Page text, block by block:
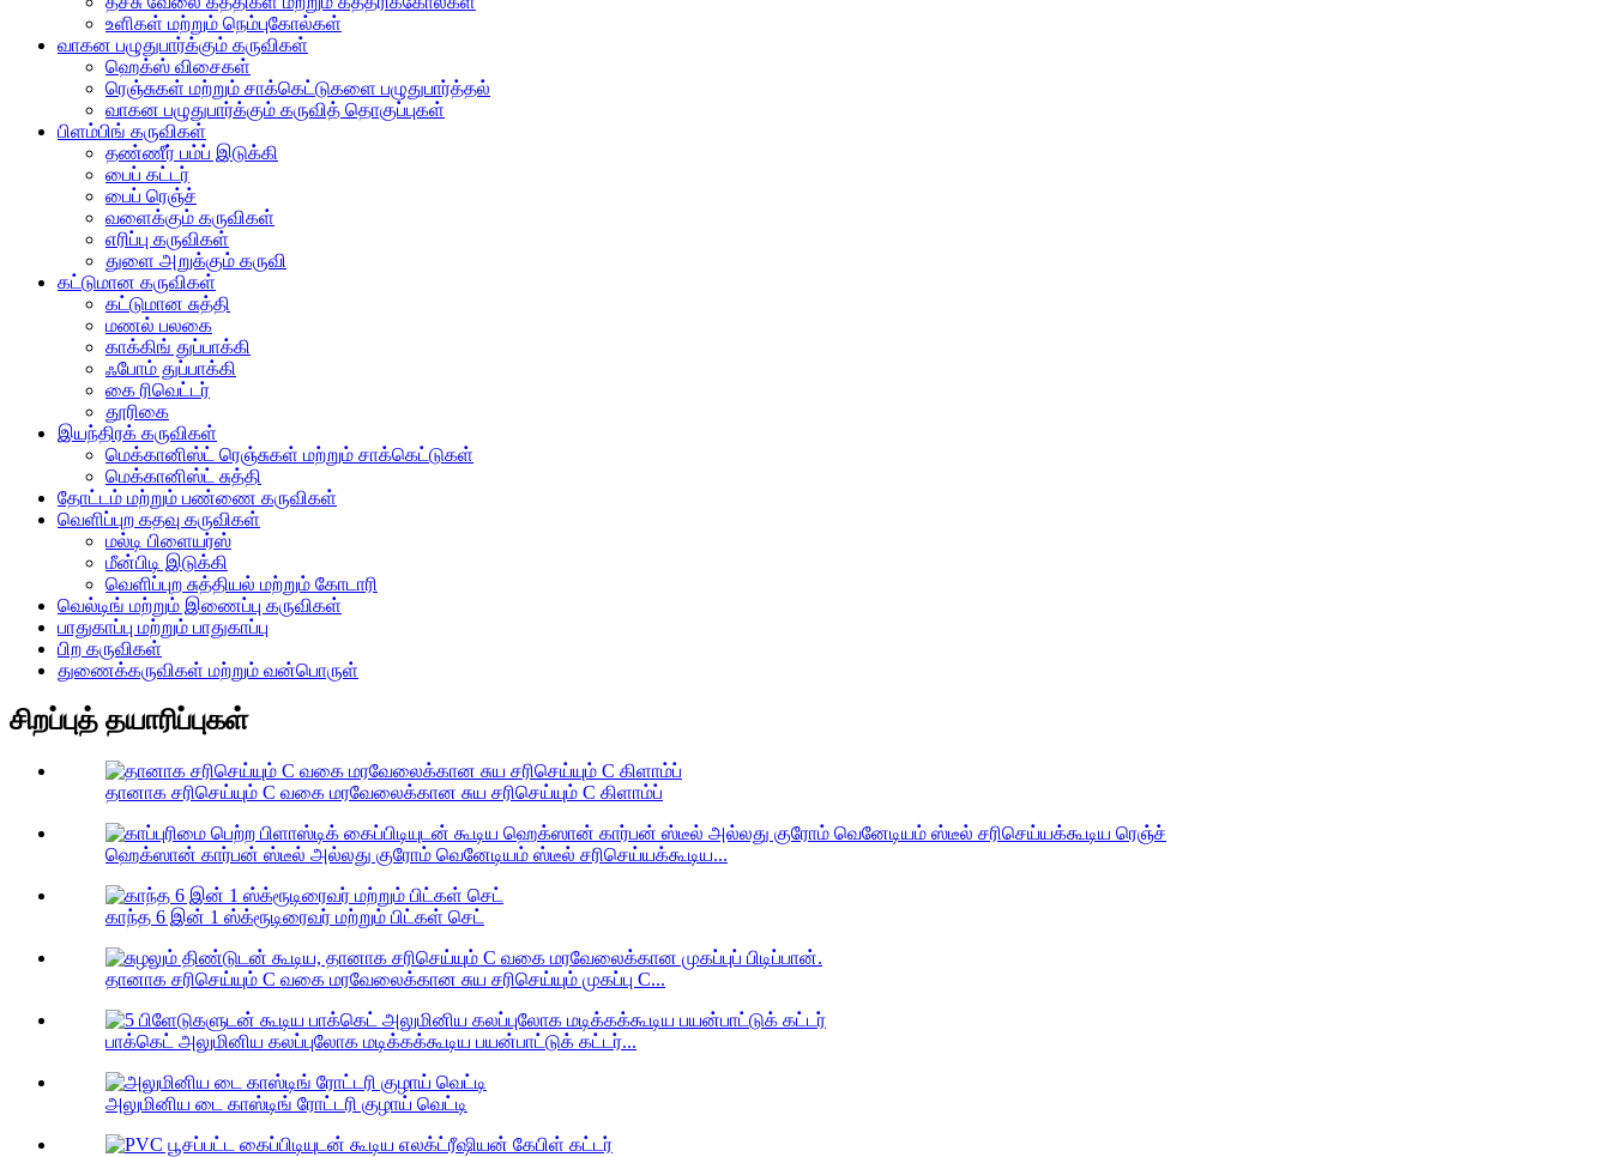
உளிகள் மற்றும் நெம்புகோல்கள்
வாகன பழுதுபார்க்கும் கருவிகள்
ஹெக்ஸ் விசைகள்
ரெஞ்சுகள் மற்றும் சாக்கெட்டுகளை பழுதுபார்த்தல்
வாகன பழுதுபார்க்கும் கருவித் தொகுப்புகள்
பிளம்பிங் கருவிகள்
தண்ணீர் பம்ப் இடுக்கி
பைப் கட்டர்
பைப் ரெஞ்ச்
வளைக்கும் கருவிகள்
எரிப்பு கருவிகள்
துளை அறுக்கும் கருவி
கட்டுமான கருவிகள்
கட்டுமான சுத்தி
மணல் பலகை
காக்கிங் துப்பாக்கி
ஃபோம் துப்பாக்கி
கை ரிவெட்டர்
தூரிகை
இயந்திரக் கருவிகள்
மெக்கானிஸ்ட் ரெஞ்சுகள் மற்றும் சாக்கெட்டுகள்
மெக்கானிஸ்ட் சுத்தி
தோட்டம் மற்றும் பண்ணை கருவிகள்
வெளிப்புற கதவு கருவிகள்
மல்டி பிளையர்ஸ்
மீன்பிடி இடுக்கி
வெளிப்புற சுத்தியல் மற்றும் கோடாரி
வெல்டிங் மற்றும் இணைப்பு கருவிகள்
பாதுகாப்பு மற்றும் பாதுகாப்பு
பிற கருவிகள்
துணைக்கருவிகள் மற்றும் வன்பொருள்
சிறப்புத் தயாரிப்புகள்
தானாக சரிசெய்யும் C வகை மரவேலைக்கான சுய சரிசெய்யும் C கிளாம்ப்
ஹெக்ஸான் கார்பன் ஸ்டீல் அல்லது குரோம் வெனேடியம் ஸ்டீல் சரிசெய்யக்கூடிய...
காந்த 6 இன் 1 ஸ்க்ரூடிரைவர் மற்றும் பிட்கள் செட்
தானாக சரிசெய்யும் C வகை மரவேலைக்கான சுய சரிசெய்யும் முகப்பு C...
பாக்கெட் அலுமினிய கலப்புலோக மடிக்கக்கூடிய பயன்பாட்டுக் கட்டர்...
அலுமினிய டை காஸ்டிங் ரோட்டரி குழாய் வெட்டி